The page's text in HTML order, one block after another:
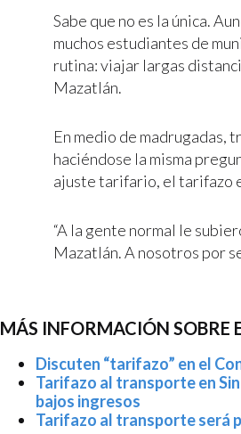
Sabe que no es la única.
muchos estudiantes de
rutina: viajar largas
Mazatlán.
En medio de madrugadas,
haciéndose la misma
ajuste tarifario, el tarifazo
“A la gente normal le
Mazatlán. A nosotros por
MÁS INFORMACIÓN SOBRE
Discuten “tarifazo” en el
Tarifazo al transporte en
bajos ingresos
Tarifazo al transporte será